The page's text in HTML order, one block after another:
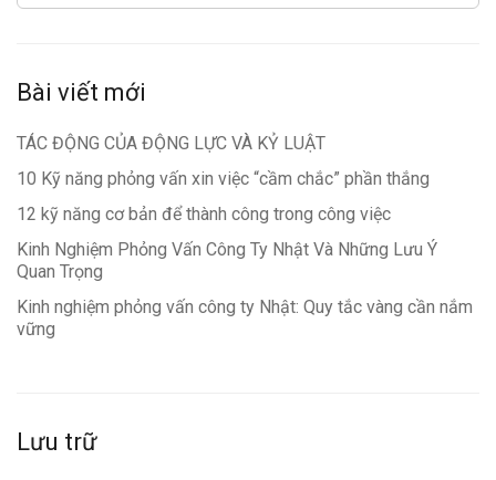
Bài viết mới
TÁC ĐỘNG CỦA ĐỘNG LỰC VÀ KỶ LUẬT
10 Kỹ năng phỏng vấn xin việc “cầm chắc” phần thắng
12 kỹ năng cơ bản để thành công trong công việc
Kinh Nghiệm Phỏng Vấn Công Ty Nhật Và Những Lưu Ý
Quan Trọng
Kinh nghiệm phỏng vấn công ty Nhật: Quy tắc vàng cần nắm
vững
Lưu trữ